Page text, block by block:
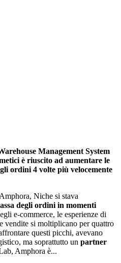
Management System
è riuscito ad aumentare le
ordini 4 volte più velocemente
Niche si stava
degli ordini in momenti
e-commerce, le esperienze di
vendite si moltiplicano per quattro
questi picchi, avevano
ma soprattutto un partner
Amphora è...